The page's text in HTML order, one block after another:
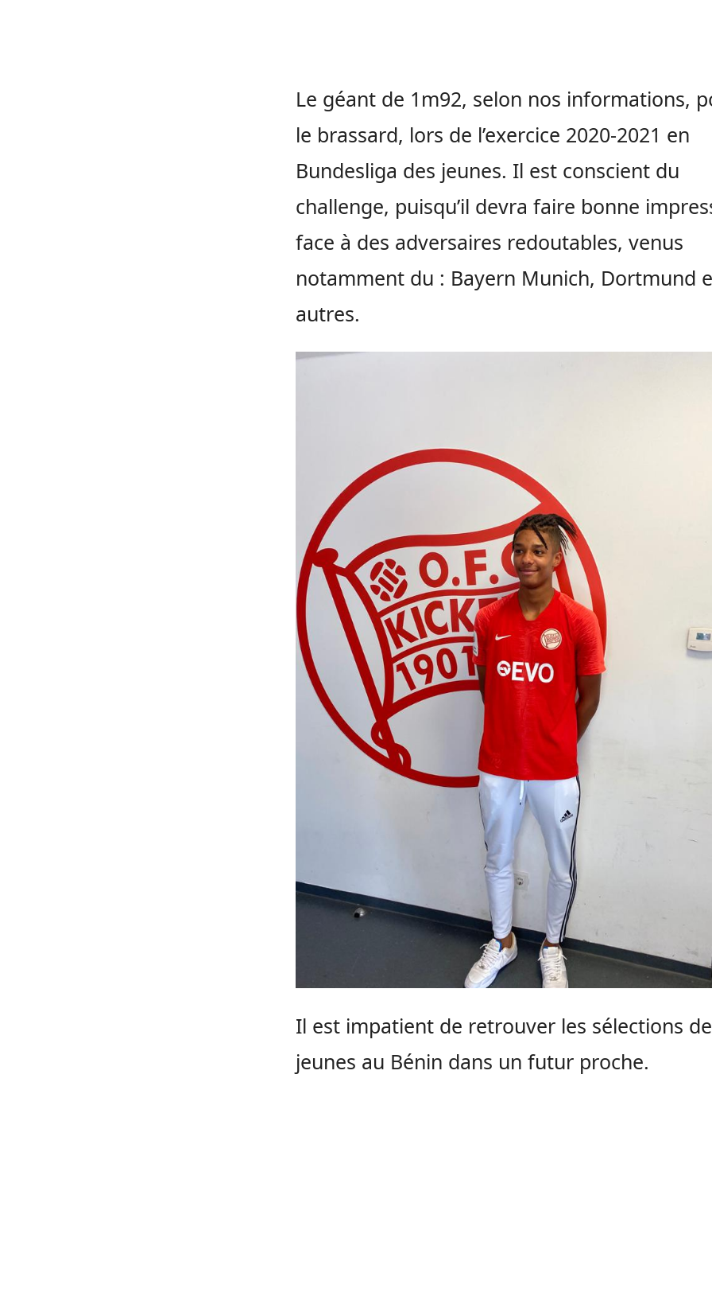
Le géant de 1m92, selon nos informations,
le brassard, lors de l’exercice 2020-2021 en
Bundesliga des jeunes. Il est conscient du
challenge, puisqu’il devra faire bonne
face à des adversaires redoutables, venus
notamment du : Bayern Munich, Dortmund
autres.
Il est impatient de retrouver les sélections de
jeunes au Bénin dans un futur proche.